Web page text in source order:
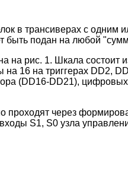
в трансиверах с
быть подан на любой
рис. 1. Шкала состоит
16 на триггерах DD2,
(DD16-DD21),
через
S1, S0 узла